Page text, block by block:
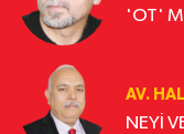
'OT'
AV.
NEYİ